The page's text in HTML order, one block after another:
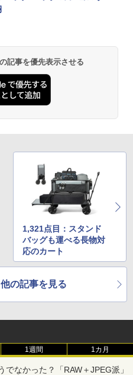
記事を優先表示させる
1,321点目：スタンド
バッグも運べる長物対
応のカート
の記事を見る
1週間 1カ月
なかった？「RAW＋JPEG派」